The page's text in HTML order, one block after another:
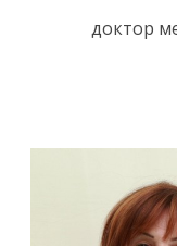
доктор